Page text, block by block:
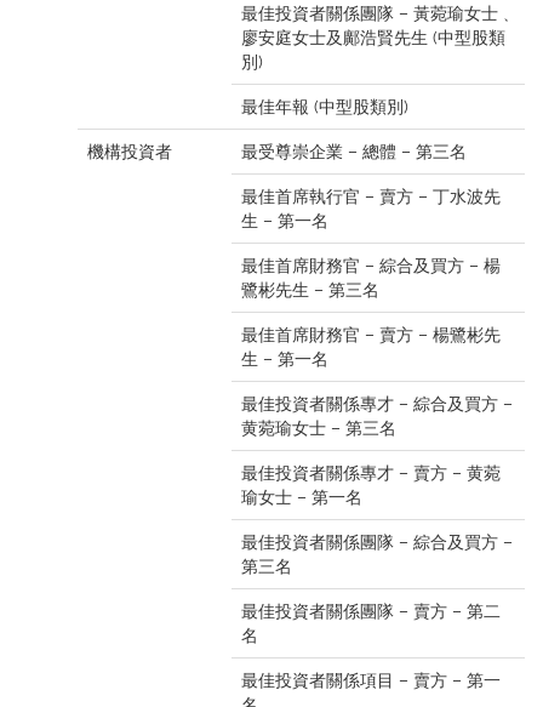
最佳投資者關係團隊 – 黃菀瑜女士﹑
廖安庭女士及鄺浩賢先生 (中型股類
別)
最佳年報 (中型股類別)
機構投資者 最受尊崇企業 – 總體 – 第三名
最佳首席執行官 – 賣方 – 丁水波先
生 – 第一名
最佳首席財務官 – 綜合及買方 – 楊
鷺彬先生 – 第三名
最佳首席財務官 – 賣方 – 楊鷺彬先
生 – 第一名
最佳投資者關係專才 – 綜合及買方 –
黄菀瑜女士 – 第三名
最佳投資者關係專才 – 賣方 – 黄菀
瑜女士 – 第一名
最佳投資者關係團隊 – 綜合及買方 –
第三名
最佳投資者關係團隊 – 賣方 – 第二
名
最佳投資者關係項目 – 賣方 – 第一